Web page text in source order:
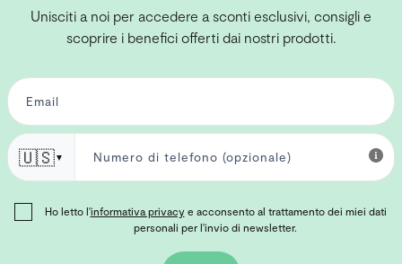
Unisciti a noi per accedere a sconti esclusivi, consigli e
scoprire i benefici offerti dai nostri prodotti.
🇺🇸▼
Ho letto l'informativa privacye acconsento al trattamento dei miei dati
personali per l'invio di newsletter.